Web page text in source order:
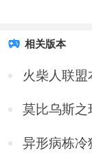
相关版本
火柴人联盟
莫比乌斯之
异形病栋冷